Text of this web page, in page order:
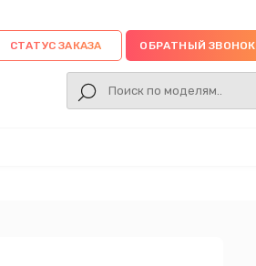
СТАТУС ЗАКАЗА ОБРАТНЫЙ ЗВОНОК